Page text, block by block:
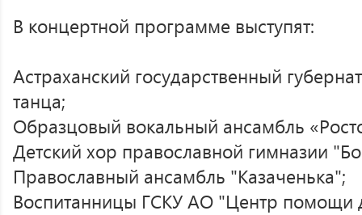
В концертной программе выступят:
Астраханский государственный
танца;
Образцовый вокальный ансамбль
Детский хор православной гимназии
Православный ансамбль "Казаченька";
Воспитанницы ГСКУ АО "Центр помощи